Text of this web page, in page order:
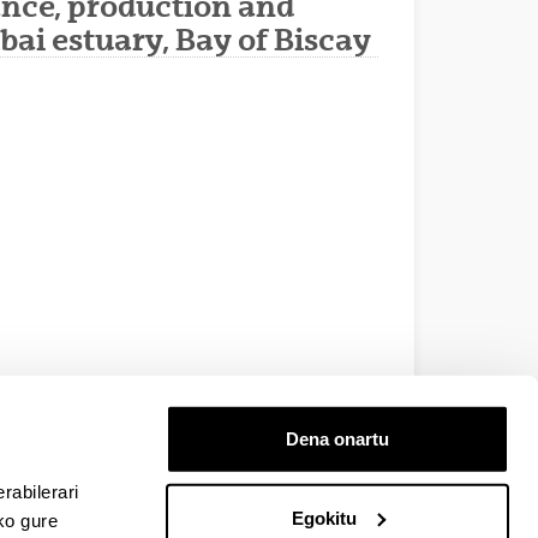
gure
Dena onartu
Egokitu
estuary, Bay of Biscay